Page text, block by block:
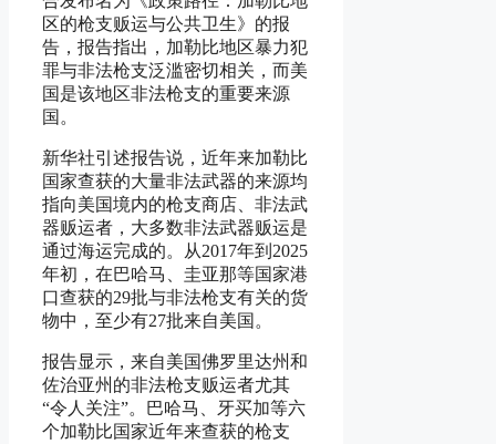
区的枪支贩运与公共卫生》的报
告，报告指出，加勒比地区暴力犯
罪与非法枪支泛滥密切相关，而美
国是该地区非法枪支的重要来源
国。
新华社引述报告说，近年来加勒比
国家查获的大量非法武器的来源均
指向美国境内的枪支商店、非法武
器贩运者，大多数非法武器贩运是
通过海运完成的。从2017年到2025
年初，在巴哈马、圭亚那等国家港
口查获的29批与非法枪支有关的货
物中，至少有27批来自美国。
报告显示，来自美国佛罗里达州和
佐治亚州的非法枪支贩运者尤其
“令人关注”。巴哈马、牙买加等六
个加勒比国家近年来查获的枪支